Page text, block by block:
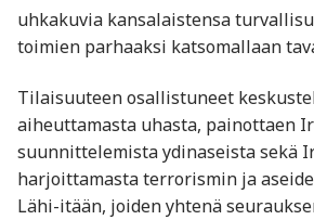
uhkakuvia kansalaistensa
toimien parhaaksi katsomallaan
Tilaisuuteen osallistuneet
aiheuttamasta uhasta, painottaen
suunnittelemista ydinaseista sekä
harjoittamasta terrorismin ja
Lähi-itään, joiden yhtenä